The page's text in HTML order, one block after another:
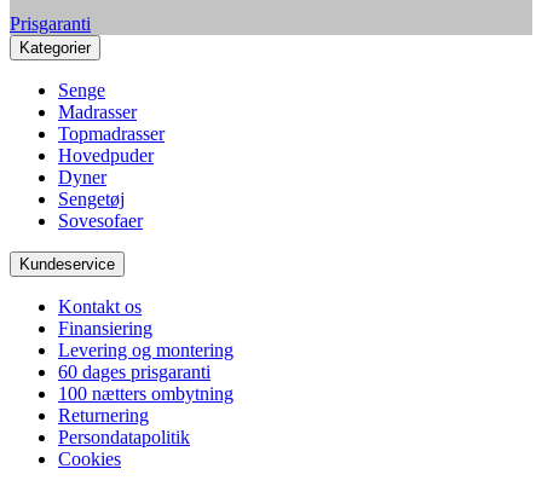
Prisgaranti
Kategorier
Senge
Madrasser
Topmadrasser
Hovedpuder
Dyner
Sengetøj
Sovesofaer
Kundeservice
Kontakt os
Finansiering
Levering og montering
60 dages prisgaranti
100 nætters ombytning
Returnering
Persondatapolitik
Cookies